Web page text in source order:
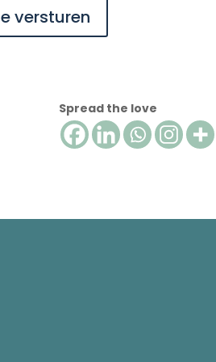
versturen
Spread the love